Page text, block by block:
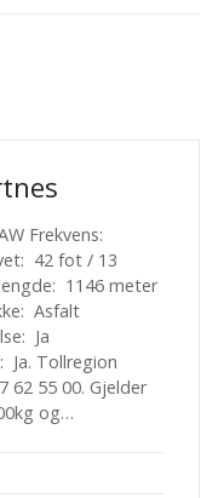
Frekvens:
42 fot / 13
1146 meter
Asfalt
Ja
Ja. Tollregion
62 55 00. Gjelder
og…